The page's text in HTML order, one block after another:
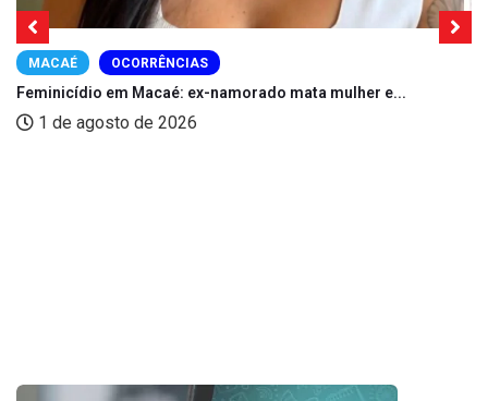
MACAÉ OCORRÊNCIAS
Feminicídio em Macaé: ex-namorado mata mulher e...
1 de agosto de 2026